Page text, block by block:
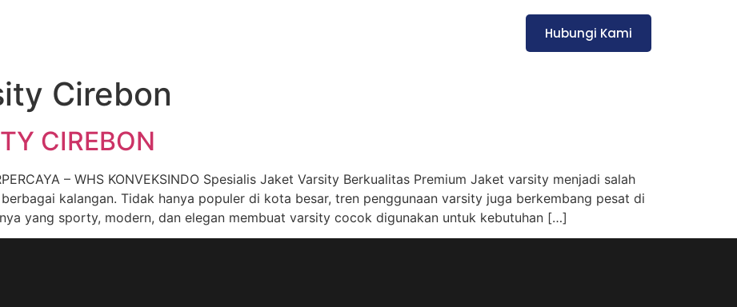
Hubungi Kami
Cirebon
CIREBON
– WHS KONVEKSINDO Spesialis Jaket Varsity Berkualitas Premium Jaket varsity menjadi salah
kalangan. Tidak hanya populer di kota besar, tren penggunaan varsity juga berkembang pesat di
yang sporty, modern, dan elegan membuat varsity cocok digunakan untuk kebutuhan […]